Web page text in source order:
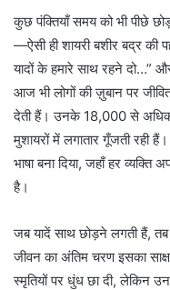
कुछ पंक्तियाँ समय को भी पीछे
—ऐसी ही शायरी बशीर बद्र की
यादों के हमारे साथ रहने दो…”
आज भी लोगों की ज़ुबान पर
देती हैं। उनके 18,000 से
मुशायरों में लगातार गूँजती रही
भाषा बना दिया, जहाँ हर
है।
जब यादें साथ छोड़ने लगती हैं,
जीवन का अंतिम चरण इसका
स्मृतियों पर धुंध छा दी, लेकिन